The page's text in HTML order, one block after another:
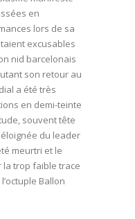
en
lors de sa
excusables
nid barcelonais
son retour au
a été très
en demi-teinte
souvent tête
du leader
meurtri et le
la trop faible trace
Ballon